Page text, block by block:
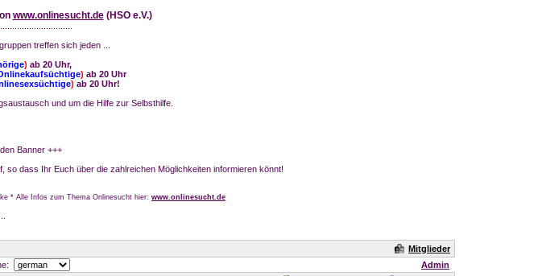
www.onlinesucht.de(HSO e.V.)
treffen sich jeden ...
) ab 20 Uhr,
) ab 20 Uhr
) ab 20 Uhr!
und um die Hilfe zur Selbsthilfe.
Banner +++
so dass Ihr Euch über die zahlreichen Möglichkeiten informieren könnt!
* Alle Infos zum Thema Onlinesucht hier: www.onlinesucht.de
Mitglieder
Admin